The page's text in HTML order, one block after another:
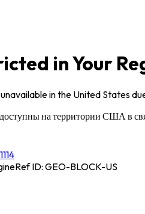
in Your
inthe United States
на территории США в
Ref ID: GEO-BLOCK-US